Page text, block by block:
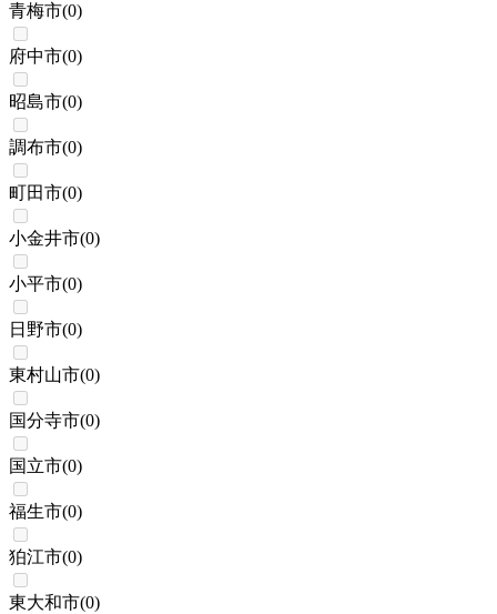
青梅市(0)
府中市(0)
昭島市(0)
調布市(0)
町田市(0)
小金井市(0)
小平市(0)
日野市(0)
東村山市(0)
国分寺市(0)
国立市(0)
福生市(0)
狛江市(0)
東大和市(0)